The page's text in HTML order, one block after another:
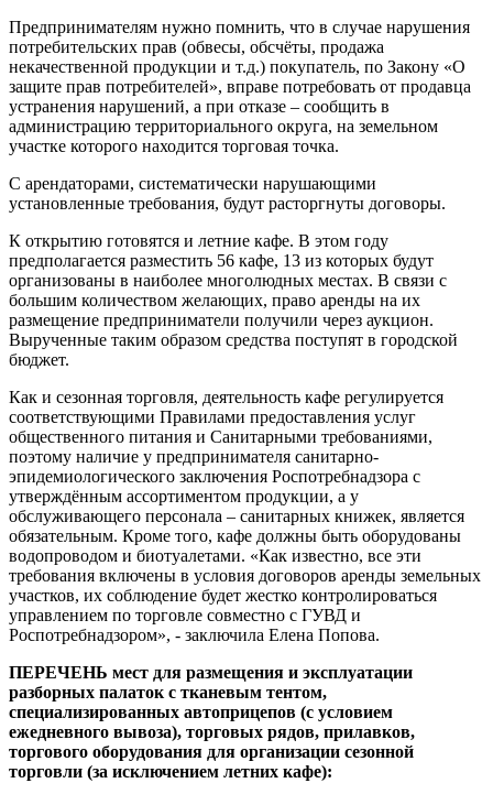
Предпринимателям нужно помнить, что в случае нарушения
потребительских прав (обвесы, обсчёты, продажа
некачественной продукции и т.д.) покупатель, по Закону «О
защите прав потребителей», вправе потребовать от продавца
устранения нарушений, а при отказе – сообщить в
администрацию территориального округа, на земельном
участке которого находится торговая точка.
С арендаторами, систематически нарушающими
установленные требования, будут расторгнуты договоры.
К открытию готовятся и летние кафе. В этом году
предполагается разместить 56 кафе, 13 из которых будут
организованы в наиболее многолюдных местах. В связи с
большим количеством желающих, право аренды на их
размещение предприниматели получили через аукцион.
Вырученные таким образом средства поступят в городской
бюджет.
Как и сезонная торговля, деятельность кафе регулируется
соответствующими Правилами предоставления услуг
общественного питания и Санитарными требованиями,
поэтому наличие у предпринимателя санитарно-
эпидемиологического заключения Роспотребнадзора с
утверждённым ассортиментом продукции, а у
обслуживающего персонала – санитарных книжек, является
обязательным. Кроме того, кафе должны быть оборудованы
водопроводом и биотуалетами. «Как известно, все эти
требования включены в условия договоров аренды земельных
участков, их соблюдение будет жестко контролироваться
управлением по торговле совместно с ГУВД и
Роспотребнадзором», - заключила Елена Попова.
ПЕРЕЧЕНЬ мест для размещения и эксплуатации
разборных палаток с тканевым тентом,
специализированных автоприцепов (с условием
ежедневного вывоза), торговых рядов, прилавков,
торгового оборудования для организации сезонной
торговли (за исключением летних кафе):